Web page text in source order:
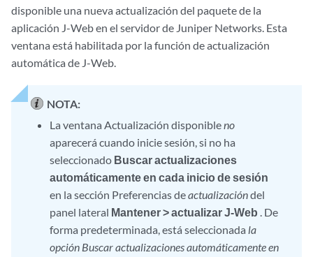
disponible una nueva actualización del paquete de la
aplicación J-Web en el servidor de Juniper Networks. Esta
ventana está habilitada por la función de actualización
automática de J-Web.
NOTA:
La ventana Actualización disponibleno
aparecerá cuando inicie sesión, si no ha
seleccionado Buscar actualizaciones
automáticamente en cada inicio de sesión
en la sección Preferencias deactualizacióndel
panel lateral Mantener > actualizar J-Web . De
forma predeterminada, está seleccionada la
opción Buscar actualizaciones automáticamente en